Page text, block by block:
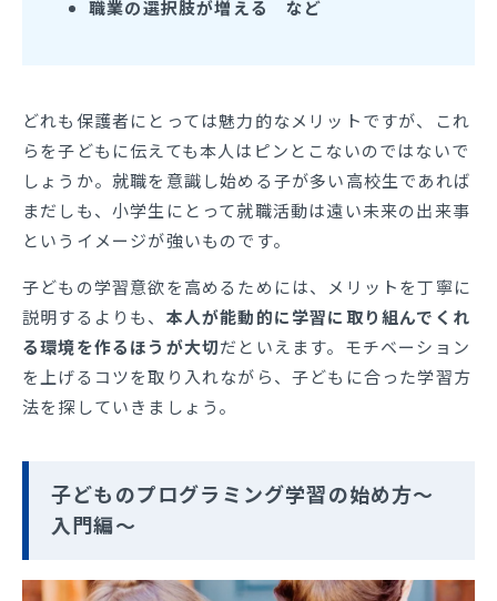
職業の選択肢が増える など
どれも保護者にとっては魅力的なメリットですが、これ
らを子どもに伝えても本人はピンとこないのではないで
しょうか。就職を意識し始める子が多い高校生であれば
まだしも、小学生にとって就職活動は遠い未来の出来事
というイメージが強いものです。
子どもの学習意欲を高めるためには、メリットを丁寧に
説明するよりも、 本人が能動的に学習に取り組んでくれ
る環境を作るほうが大切だといえます。モチベーション
を上げるコツを取り入れながら、子どもに合った学習方
法を探していきましょう。
子どものプログラミング学習の始め方～
入門編～